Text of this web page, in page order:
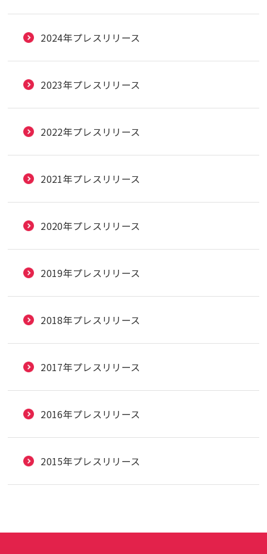
2024年プレスリリース
2023年プレスリリース
2022年プレスリリース
2021年プレスリリース
2020年プレスリリース
2019年プレスリリース
2018年プレスリリース
2017年プレスリリース
2016年プレスリリース
2015年プレスリリース